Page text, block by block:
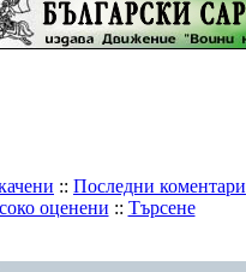
:: Последни коментари
оценени :: Търсене